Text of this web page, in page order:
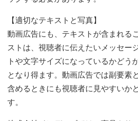
【適切なテキストと写真】
動画広告にも、テキストが含まれる
ストは、視聴者に伝えたいメッセー
トや文字サイズになっているかどう
となり得ます。動画広告では副要素
含めるときにも視聴者に見やすいか
す。